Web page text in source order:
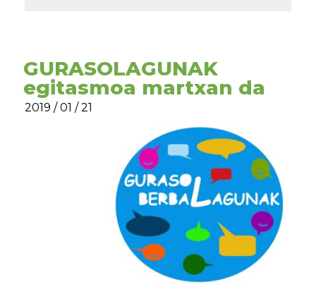
GURASOLAGUNAK
egitasmoa martxan da
2019 / 01 / 21